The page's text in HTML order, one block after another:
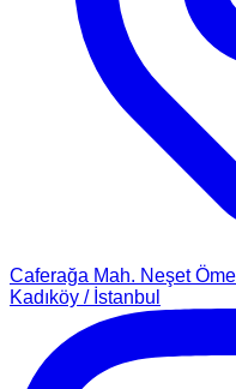
Caferağa Mah. Neşet
Kadıköy / İstanbul